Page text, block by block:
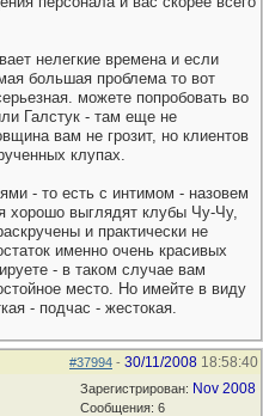
нелегкие времена и если
большая проблема то вот
можете попробовать во
Галстук - там еще не
вам не грозит, но клиентов
клупах.
- то есть с интимом - назовем
хорошо выглядят клубы Чу-Чу,
и практически не
именно очень красивых
- в таком случае вам
место. Но имейте в виду
- подчас - жестокая.
#37994 - 30/11/2008 18:58:40
Зарегистрирован: Nov 2008
Сообщения: 6